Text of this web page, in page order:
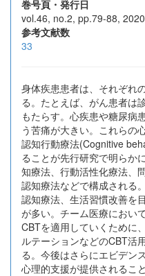
巻号頁・発行日
vol.46, no.2, pp.79-88,
参考文献数
33
身体疾患患者は、それぞれ
る。たとえば、がん患者は
もたらす。心疾患や糖尿病
う苦痛が大きい。これらの
認知行動療法(Cognitive
ることが先行研究で明らか
知療法、行動活性化療法、
認知療法などで構成される
認知療法、生活習慣改善を
が多い。チーム医療におい
CBTを適用していくために
ルテーションなどのCBT活
る。今後はさらにエビデン
心理的支援が提供されるこ